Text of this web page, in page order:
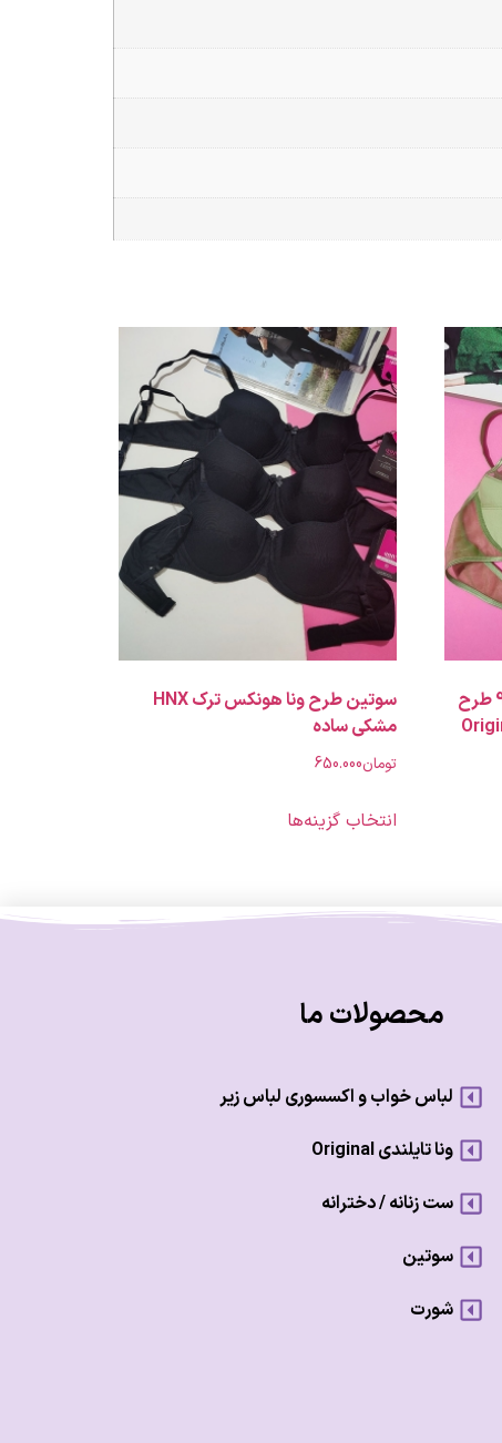
سوتین ونا اصلی تایلندی کد 962 طرح
سوتین طرح ونا هونکس ترک HNX
مشکی ساده
تومان650.000
انتخاب گزینه‌ها
محصولات ما
لباس خواب و اکسسوری لباس زیر
ونا تایلندی Original
ست زنانه / دخترانه
سوتین
شورت